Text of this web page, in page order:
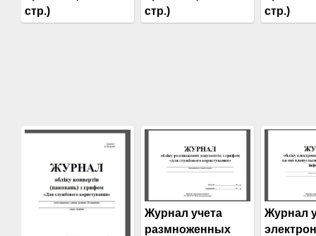
стр.)
стр.)
стр.)
Журнал учета
размноженных
Журнал